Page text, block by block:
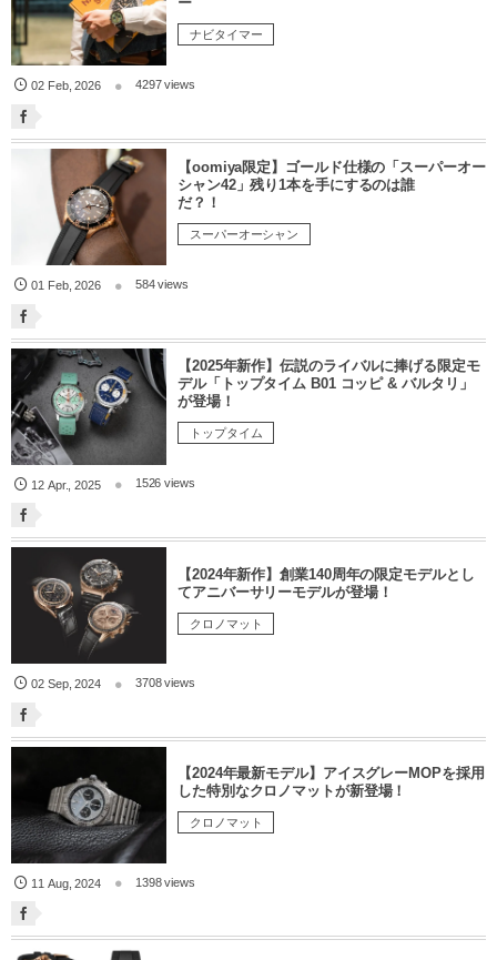
ナビタイマー
02 Feb,2026 4297 views
【oomiya限定】ゴールド仕様の「スーパーオー
シャン42」残り1本を手にするのは誰
だ？！
スーパーオーシャン
01 Feb,2026 584 views
【2025年新作】伝説のライバルに捧げる限定モ
デル「トップタイム B01 コッピ & バルタリ」
が登場！
トップタイム
12 Apr. ,2025 1526 views
【2024年新作】創業140周年の限定モデルとし
てアニバーサリーモデルが登場！
クロノマット
02 Sep,2024 3708 views
【2024年最新モデル】アイスグレーMOPを採用
した特別なクロノマットが新登場！
クロノマット
11 Aug,2024 1398 views